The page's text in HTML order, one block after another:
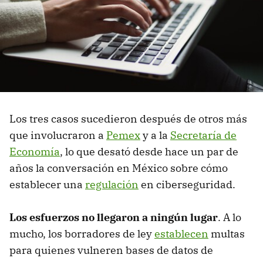
Los tres casos sucedieron después de otros más
que involucraron a Pemexy a la Secretaría de
Economía, lo que desató desde hace un par de
años la conversación en México sobre cómo
establecer una regulación en ciberseguridad.
Los esfuerzos no llegaron a ningún lugar. A lo
mucho, los borradores de leyestablecen multas
para quienes vulneren bases de datos de